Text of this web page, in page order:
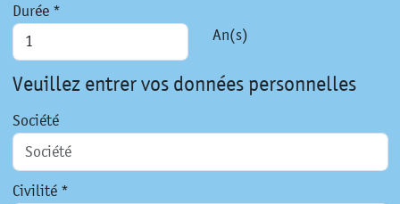
Durée *
An(s)
Veuillez entrer vos données personnelles
Société
Civilité *